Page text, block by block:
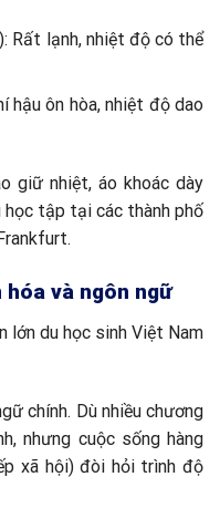
Rất lạnh, nhiệt độ có thể
hậu ôn hòa, nhiệt độ dao
giữ nhiệt, áo khoác dày
tập tại các thành phố
và ngôn ngữ
lớn du học sinh Việt Nam
chính. Dù nhiều chương
nhưng cuộc sống hàng
xã hội) đòi hỏi trình độ